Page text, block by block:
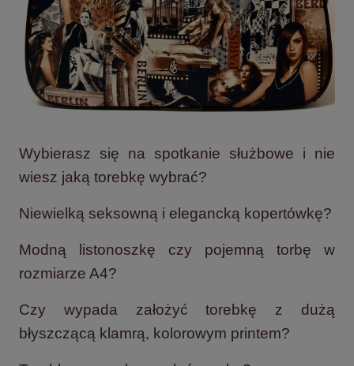
Wybierasz się na spotkanie służbowe i nie
wiesz jaką torebkę wybrać?
Niewielką seksowną i elegancką kopertówkę?
Modną listonoszkę czy pojemną torbę w
rozmiarze A4?
Czy wypada założyć torebkę z dużą
błyszczącą klamrą, kolorowym printem?